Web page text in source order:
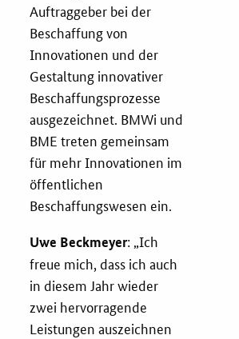
Aktuelles
Fördermöglichkeiten
Service und Kontakt
Praxisbeispiele
Downloads
Newsletter
Veranstaltungen
Aktuelle Veranstaltungen
Auftraggeber bei der
Beschaffung von
Innovationen und der
Gestaltung innovativer
Beschaffungsprozesse
ausgezeichnet. BMWi und
BME treten gemeinsam
für mehr Innovationen im
öffentlichen
Beschaffungswesen ein.
Uwe Beckmeyer: „Ich
freue mich, dass ich auch
in diesem Jahr wieder
zwei hervorragende
Leistungen auszeichnen